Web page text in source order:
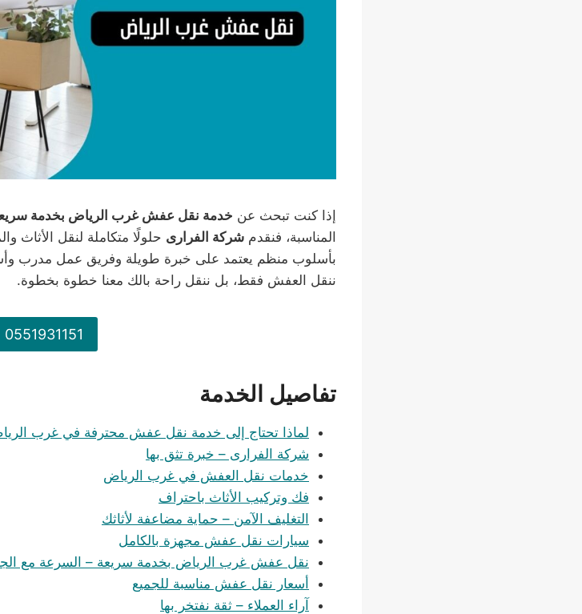
إذا كنت تبحث عن خدمة نقل عفش غرب الرياض بخدمة
المناسبة، فنقدم شركة الفرارى حلولًا متكاملة لنقل الأثاث
بأسلوب منظم يعتمد على خبرة طويلة وفريق عمل مدرب
ننقل العفش فقط، بل ننقل راحة بالك معنا خطوة بخطوة.
0551931151
تفاصيل الخدمة
لماذا تحتاج إلى خدمة نقل عفش محترفة في غرب
شركة الفرارى – خبرة تثق بها
خدمات نقل العفش في غرب الرياض
فك وتركيب الأثاث باحتراف
التغليف الآمن – حماية مضاعفة لأثاثك
سيارات نقل عفش مجهزة بالكامل
نقل عفش غرب الرياض بخدمة سريعة – السرعة مع
أسعار نقل عفش مناسبة للجميع
آراء العملاء – ثقة نفتخر بها